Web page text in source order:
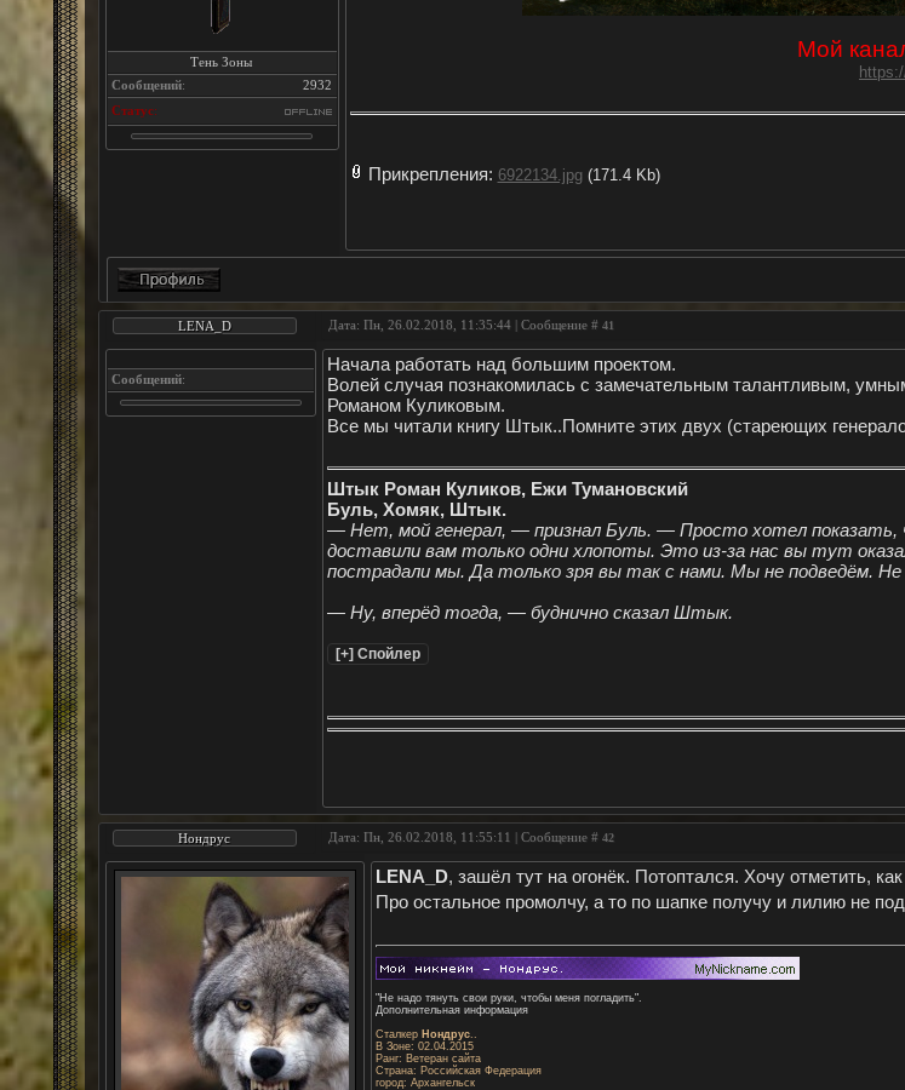
Тень Зоны
Сообщений:
2932
Статус:
Мой
Прикрепления: 6922134.jpg (171.4 Kb)
LENA_D Дата: Пн, 26.02.2018, 11:35:44 | Сообщение # 41
Сообщений:
Начала работать над большим проектом.
Волей случая познакомилась с замечательным талантливым,
Романом Куликовым.
Все мы читали книгу Штык..Помните этих двух (стареющих
Штык Роман Куликов, Ежи Тумановский
Буль, Хомяк, Штык.
— Нет, мой генерал, — признал Буль. — Просто хотел
доставили вам только одни хлопоты. Это из-за нас вы тут
пострадали мы. Да только зря вы так с нами. Мы не подведём. Не
— Ну, вперёд тогда, — буднично сказал Штык.
Нондрус Дата: Пн, 26.02.2018, 11:55:11 | Сообщение # 42
LENA_D, зашёл тут на огонёк. Потоптался. Хочу отметить,
Про остальное промолчу, а то по шапке получу и лилию не
"Не надо тянуть свои руки, чтобы меня погладить".
Дополнительная информация
Сталкер Нондрус..
В Зоне: 02.04.2015
Ранг: Ветеран сайта
Страна: Российская Федерация
город: Архангельск